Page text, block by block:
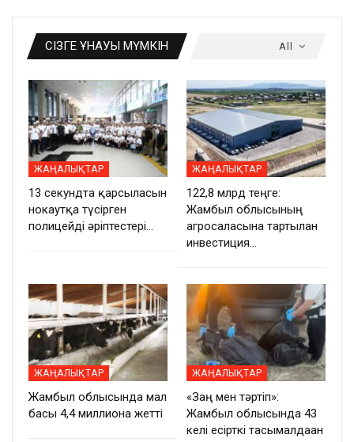
All
СІЗГЕ ҰНАУЫ МҮМКІН
ЖАҢАЛЫҚТАР
13 секундта қарсыласын
нокаутқа түсірген
полицейді әріптестері…
ЖАҢАЛЫҚТАР
122,8 млрд теңге:
Жамбыл облысының
агросаласына тартылған
инвестиция…
ЖАҢАЛЫҚТАР
Жамбыл облысында мал
басы 4,4 миллионға жетті
ЖАҢАЛЫҚТАР
«Заң мен тәртіп»:
Жамбыл облысында 43
келі есірткі тасымалдаған